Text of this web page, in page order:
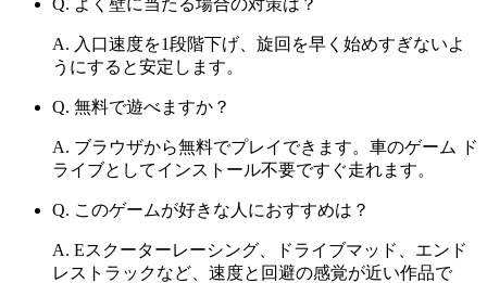
A. 入口速度を1段階下げ、旋回を早く始めすぎないよ
うにすると安定します。
Q. 無料で遊べますか？
A. ブラウザから無料でプレイできます。車のゲーム ド
ライブとしてインストール不要ですぐ走れます。
Q. このゲームが好きな人におすすめは？
A. Eスクーターレーシング、ドライブマッド、エンド
レストラックなど、速度と回避の感覚が近い作品で